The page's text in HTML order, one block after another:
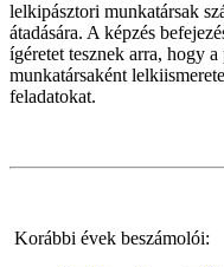
lelkipásztori munkatársak
átadására. A képzés
ígéretet tesznek arra, hogy
munkatársaként
feladatokat.
Korábbi évek beszámolói: